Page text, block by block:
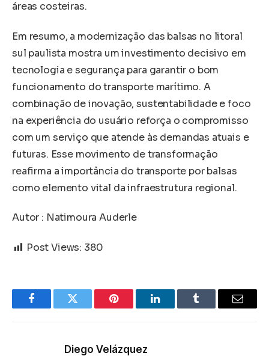
áreas costeiras.
Em resumo, a modernização das balsas no litoral
sul paulista mostra um investimento decisivo em
tecnologia e segurança para garantir o bom
funcionamento do transporte marítimo. A
combinação de inovação, sustentabilidade e foco
na experiência do usuário reforça o compromisso
com um serviço que atende às demandas atuais e
futuras. Esse movimento de transformação
reafirma a importância do transporte por balsas
como elemento vital da infraestrutura regional.
Autor : Natimoura Auderle
Post Views: 380
FacebookTwitter Pinterest LinkedInTumblr Email
Diego Velázquez